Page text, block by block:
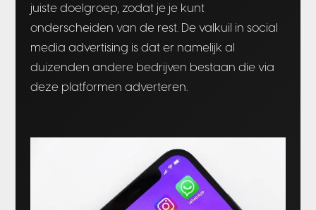
juiste doelgroep, zodat je je kunt
onderscheiden van de rest. De valkuil in social
media advertising is dat er namelijk al
duizenden andere bedrijven bestaan die via
deze platformen adverteren.